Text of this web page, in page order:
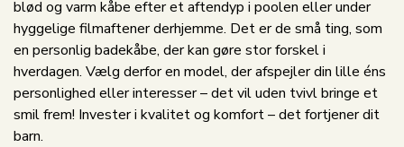
blød og varm kåbe efter et aftendyp i poolen eller under
hyggelige filmaftener derhjemme. Det er de små ting, som
en personlig badekåbe, der kan gøre stor forskel i
hverdagen. Vælg derfor en model, der afspejler din lille éns
personlighed eller interesser – det vil uden tvivl bringe et
smil frem! Invester i kvalitet og komfort – det fortjener dit
barn.